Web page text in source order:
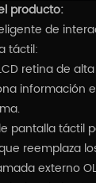
producto:
de
táctil:
retina de
información
pantalla táctil
reemplaza
externo